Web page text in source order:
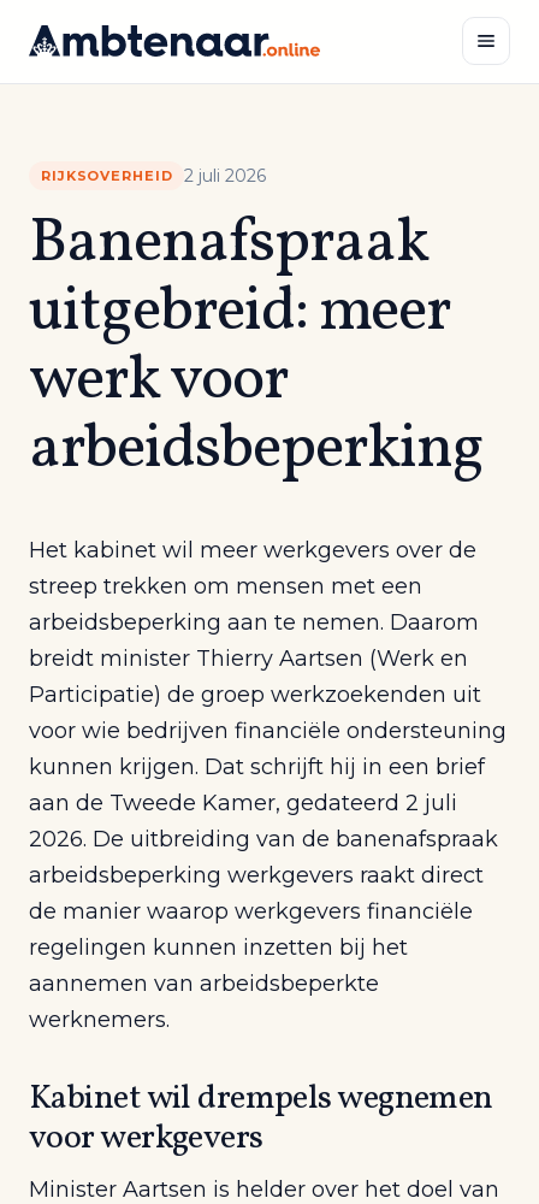
inhoud
RIJKSOVERHEID 2 juli 2026
Banenafspraak
uitgebreid: meer
werk voor
arbeidsbeperking
Het kabinet wil meer werkgevers over de
streep trekken om mensen met een
arbeidsbeperking aan te nemen. Daarom
breidt minister Thierry Aartsen (Werk en
Participatie) de groep werkzoekenden uit
voor wie bedrijven financiële ondersteuning
kunnen krijgen. Dat schrijft hij in een brief
aan de Tweede Kamer, gedateerd 2 juli
2026. De uitbreiding van de banenafspraak
arbeidsbeperking werkgevers raakt direct
de manier waarop werkgevers financiële
regelingen kunnen inzetten bij het
aannemen van arbeidsbeperkte
werknemers.
Kabinet wil drempels wegnemen
voor werkgevers
Minister Aartsen is helder over het doel van